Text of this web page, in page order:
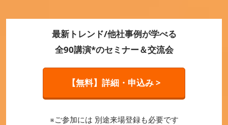
最新トレンド/他社事例が学べる
全90講演*のセミナー＆交流会
【無料】詳細・申込み >
※ご参加には 別途来場登録も必要です